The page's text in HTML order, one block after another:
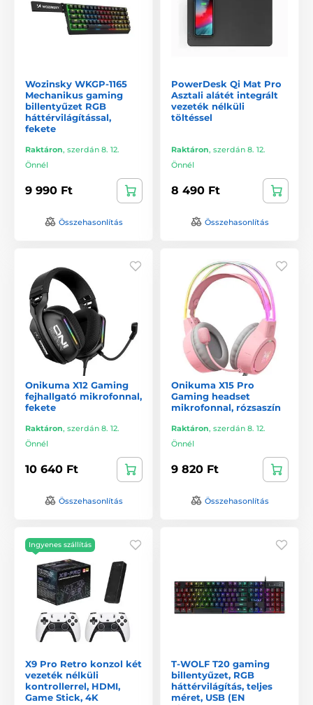
Wozinsky WKGP-1165
Mechanikus gaming
billentyűzet RGB
háttérvilágítással,
fekete
Raktáron, szerdán 8. 12.
Önnél
9 990 Ft
Összehasonlítás
PowerDesk Qi Mat Pro
Asztali alátét integrált
vezeték nélküli
töltéssel
Raktáron, szerdán 8. 12.
Önnél
8 490 Ft
Összehasonlítás
Onikuma X12 Gaming
fejhallgató mikrofonnal,
fekete
Raktáron, szerdán 8. 12.
Önnél
10 640 Ft
Összehasonlítás
Onikuma X15 Pro
Gaming headset
mikrofonnal, rózsaszín
Raktáron, szerdán 8. 12.
Önnél
9 820 Ft
Összehasonlítás
Ingyenes szállítás
X9 Pro Retro konzol két
vezeték nélküli
kontrollerrel, HDMI,
Game Stick, 4K
T-WOLF T20 gaming
billentyűzet, RGB
háttérvilágítás, teljes
méret, USB (EN